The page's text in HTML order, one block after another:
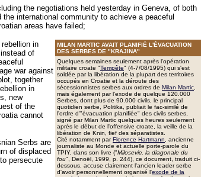
the negotiations held yesterday in Geneva, of both
international community to achieve a peaceful
areas have failed;
MILAN MARTIC AVAIT PLANIFIÉ L'ÉVACUATION
DES SERBES DE "KRAJINA"
Quelques semaines seulement après l'opération
militaire croate "Tempête" (4-7/08/1995) qui s'est
soldée par la libération de la plupart des territoires
occupés en Croatie et la déroute des
sécessionnistes serbes aux ordres de Milan Martic
mais également par l'exode de quelque 120.000
Serbes, dont plus de 90.000 civils, le principal
quotidien serbe, Politika, publiait le fac-similé de
l'ordre d'"évacuation planifiée" des civils serbes,
signé par Milan Martic quelques heures seulement
après le début de l'offensive croate, la veille de la
libération de Knin, fief des séparatistes.
Cité notamment parFlorence Hartmann , ancienne
journaliste au Monde et actuelle porte-parole du
TPIY, dans son livre ("Milosevic, la diagonale du
fou", Denoël, 1999, p. 244), ce document, traduit ci-
dessous, accuse clairement l'ancien leader serbe
d'avoir personnellement organisé l'exode de la
in
of
war against
together
in
new
of the
cannot
Serbs are
of displaced
persecute